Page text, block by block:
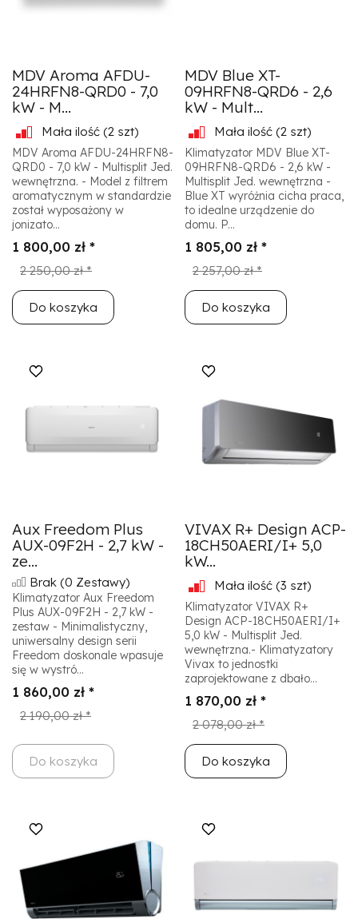
MDV Aroma AFDU-
24HRFN8-QRD0 - 7,0
kW - M...
Mała ilość (2 szt)
MDV Aroma AFDU-24HRFN8-
QRD0 - 7,0 kW - Multisplit Jed.
wewnętrzna. - Model z filtrem
aromatycznym w standardzie
został wyposażony w
jonizato...
1 800,00 zł *
2 250,00 zł *
Do koszyka
MDV Blue XT-
09HRFN8-QRD6 - 2,6
kW - Mult...
Mała ilość (2 szt)
Klimatyzator MDV Blue XT-
09HRFN8-QRD6 - 2,6 kW -
Multisplit Jed. wewnętrzna -
Blue XT wyróżnia cicha praca,
to idealne urządzenie do
domu. P...
1 805,00 zł *
2 257,00 zł *
Do koszyka
Aux Freedom Plus
AUX-09F2H - 2,7 kW -
ze...
Brak (0 Zestawy)
Klimatyzator Aux Freedom
Plus AUX-09F2H - 2,7 kW -
zestaw - Minimalistyczny,
uniwersalny design serii
Freedom doskonale wpasuje
się w wystró...
1 860,00 zł *
2 190,00 zł *
Do koszyka
VIVAX R+ Design ACP-
18CH50AERI/I+ 5,0
kW...
Mała ilość (3 szt)
Klimatyzator VIVAX R+
Design ACP-18CH50AERI/I+
5,0 kW - Multisplit Jed.
wewnętrzna.- Klimatyzatory
Vivax to jednostki
zaprojektowane z dbało...
1 870,00 zł *
2 078,00 zł *
Do koszyka